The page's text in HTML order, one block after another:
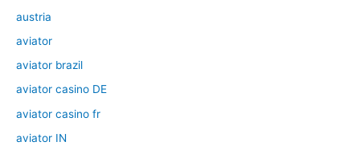
austria
aviator
aviator brazil
aviator casino DE
aviator casino fr
aviator IN